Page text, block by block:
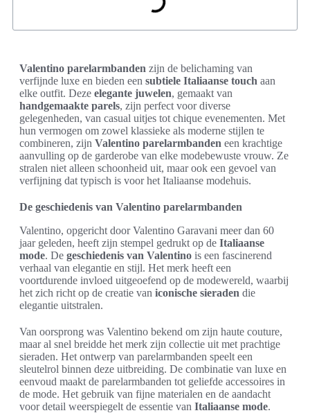
Valentino parelarmbanden zijn de belichaming van
verfijnde luxe en bieden een subtiele Italiaanse touch aan
elke outfit. Deze elegante juwelen, gemaakt van
handgemaakte parels, zijn perfect voor diverse
gelegenheden, van casual uitjes tot chique evenementen. Met
hun vermogen om zowel klassieke als moderne stijlen te
combineren, zijn Valentino parelarmbanden een krachtige
aanvulling op de garderobe van elke modebewuste vrouw. Ze
stralen niet alleen schoonheid uit, maar ook een gevoel van
verfijning dat typisch is voor het Italiaanse modehuis.
De geschiedenis van Valentino parelarmbanden
Valentino, opgericht door Valentino Garavani meer dan 60
jaar geleden, heeft zijn stempel gedrukt op de Italiaanse
mode. De geschiedenis van Valentino is een fascinerend
verhaal van elegantie en stijl. Het merk heeft een
voortdurende invloed uitgeoefend op de modewereld, waarbij
het zich richt op de creatie van iconische sieraden die
elegantie uitstralen.
Van oorsprong was Valentino bekend om zijn haute couture,
maar al snel breidde het merk zijn collectie uit met prachtige
sieraden. Het ontwerp van parelarmbanden speelt een
sleutelrol binnen deze uitbreiding. De combinatie van luxe en
eenvoud maakt de parelarmbanden tot geliefde accessoires in
de mode. Het gebruik van fijne materialen en de aandacht
voor detail weerspiegelt de essentie van Italiaanse mode.